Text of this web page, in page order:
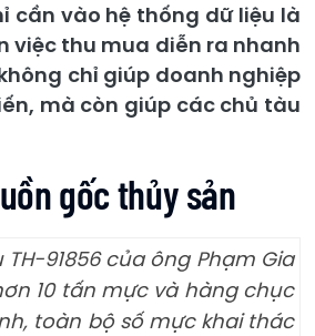
cần vào hệ thống dữ liệu là
việc thu mua diễn ra nhanh
chỉ giúp doanh nghiệp
mà còn giúp các chủ tàu
gốc thủy sản
91856 của ông Phạm Gia
10 tấn mực và hàng chục
toàn bộ số mực khai thác